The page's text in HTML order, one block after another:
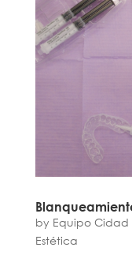
by Equipo Cidad
Estética